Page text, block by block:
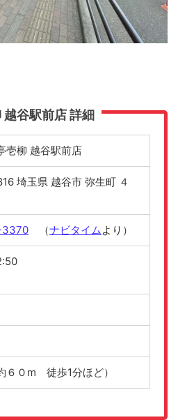
越谷駅前店 詳細
壱柳 越谷駅前店
埼玉県 越谷市 弥生町 ４
（ナビタイムより）
６０m 徒歩1分ほど）